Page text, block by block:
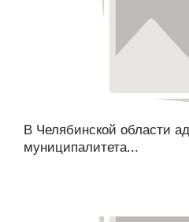
В Челябинской области
муниципалитета...